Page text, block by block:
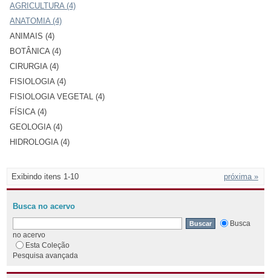
AGRICULTURA (4)
ANATOMIA (4)
ANIMAIS (4)
BOTÂNICA (4)
CIRURGIA (4)
FISIOLOGIA (4)
FISIOLOGIA VEGETAL (4)
FÍSICA (4)
GEOLOGIA (4)
HIDROLOGIA (4)
Exibindo itens 1-10 próxima »
Busca no acervo
Busca
no acervo
Esta Coleção
Pesquisa avançada